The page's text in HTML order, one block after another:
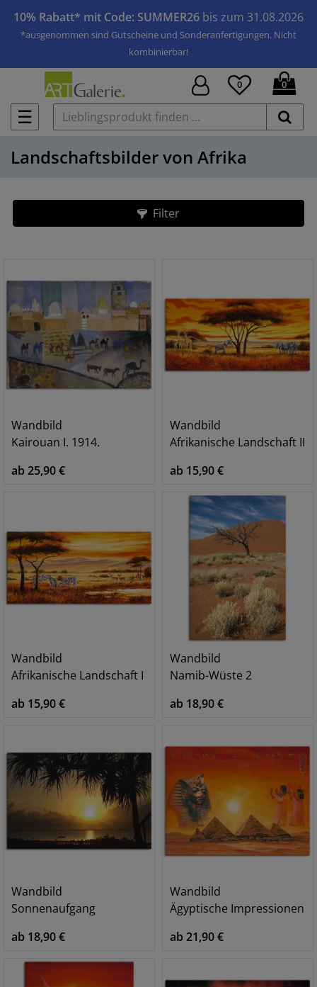
10% Rabatt* mit Code: SUMMER26 bis zum 31.08.2026
*ausgenommen sind Gutscheine und Sonderanfertigungen. Nicht
kombinierbar!
☰
0 0
Landschaftsbilder von Afrika
Filter
Wandbild
Kairouan I. 1914.
ab 25,90 €
Wandbild
Afrikanische Landschaft II
ab 15,90 €
Wandbild
Afrikanische Landschaft I
ab 15,90 €
Wandbild
Namib-Wüste 2
ab 18,90 €
Wandbild
Sonnenaufgang
ab 18,90 €
Wandbild
Ägyptische Impressionen
ab 21,90 €